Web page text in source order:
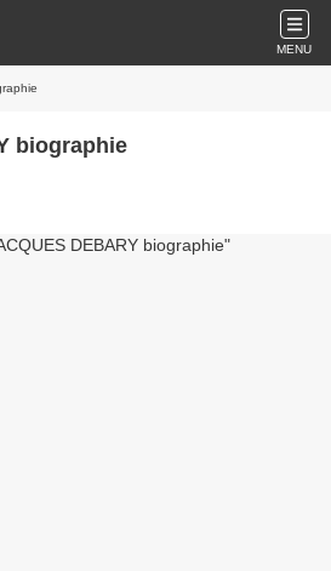
MENU
biographie